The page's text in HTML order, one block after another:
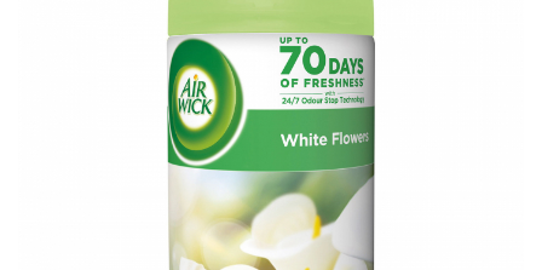
Echipamente de curăţenie
Folie aluminiu,folie alimentara
Indepartarea parului
Pachete de cadouri